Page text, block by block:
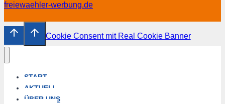
freiewaehler-werbung.de
Cookie Consent mit Real Cookie Banner
START
AKTUELL
ÜBER UNS